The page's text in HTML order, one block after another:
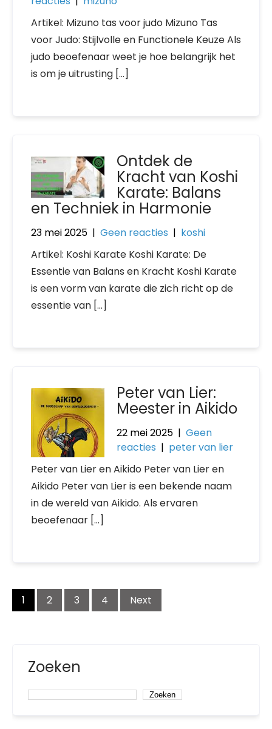
Artikel: Mizuno tas voor judo Mizuno Tas
voor Judo: Stijlvolle en Functionele Keuze Als
judo beoefenaar weet je hoe belangrijk het
is om je uitrusting […]
Ontdek de
Kracht van Koshi
Karate: Balans
en Techniek in Harmonie
23 mei 2025 | Geen reacties | koshi
Artikel: Koshi Karate Koshi Karate: De
Essentie van Balans en Kracht Koshi Karate
is een vorm van karate die zich richt op de
essentie van […]
Peter van Lier:
Meester in Aikido
22 mei 2025 |Geen
reacties | peter van lier
Peter van Lier en Aikido Peter van Lier en
Aikido Peter van Lier is een bekende naam
in de wereld van Aikido. Als ervaren
beoefenaar […]
Posts
navigation
1 2 3 4 Next
Zoeken
Zoeken